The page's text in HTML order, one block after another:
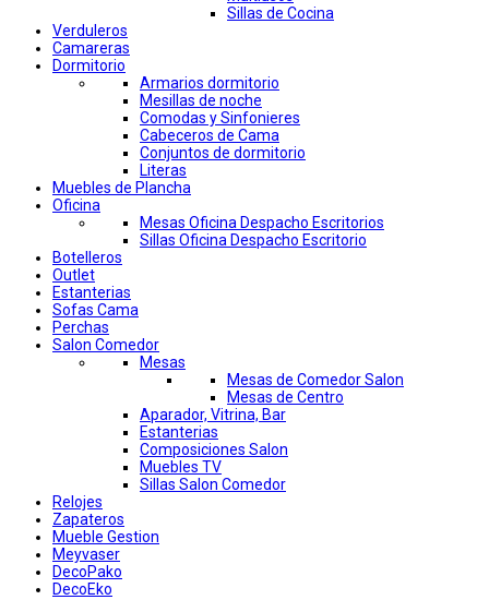
Sillas de Cocina
Verduleros
Camareras
Dormitorio
Armarios dormitorio
Mesillas de noche
Comodas y Sinfonieres
Cabeceros de Cama
Conjuntos de dormitorio
Literas
Muebles de Plancha
Oficina
Mesas Oficina Despacho Escritorios
Sillas Oficina Despacho Escritorio
Botelleros
Outlet
Estanterias
Sofas Cama
Perchas
Salon Comedor
Mesas
Mesas de Comedor Salon
Mesas de Centro
Aparador, Vitrina, Bar
Estanterias
Composiciones Salon
Muebles TV
Sillas Salon Comedor
Relojes
Zapateros
Mueble Gestion
Meyvaser
DecoPako
DecoEko